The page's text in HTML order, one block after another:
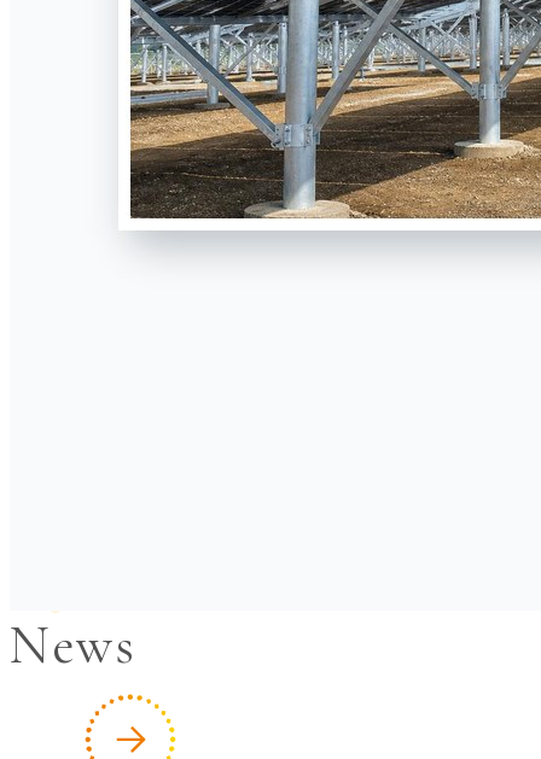
News